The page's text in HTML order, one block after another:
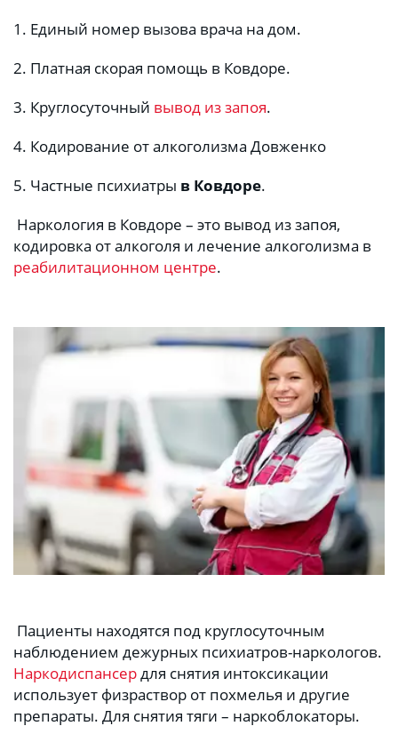
1. Единый номер вызова врача на дом.
2. Платная скорая помощь в Ковдоре.
3. Круглосуточный вывод из запоя.
4. Кодирование от алкоголизма Довженко
5. Частные психиатры в Ковдоре.
реабилитационном центре.
Наркодиспансер для снятия интоксикации
использует физраствор от похмелья и другие
препараты. Для снятия тяги – наркоблокаторы.